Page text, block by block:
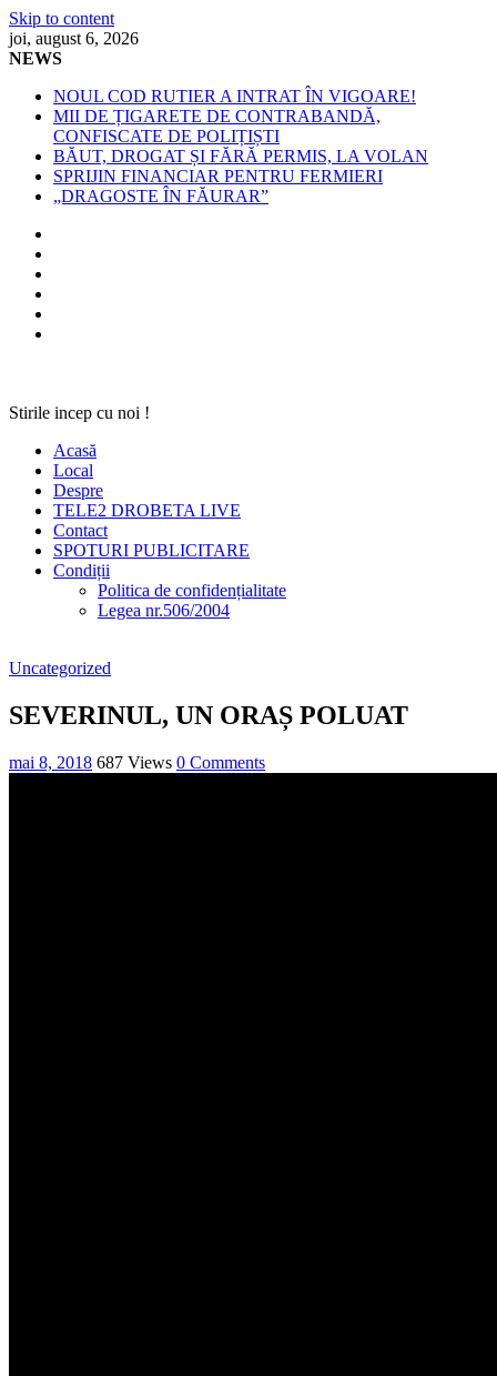
Skip to content
joi, august 6, 2026
NEWS
NOUL COD RUTIER A INTRAT ÎN VIGOARE!
MII DE ȚIGARETE DE CONTRABANDĂ,
CONFISCATE DE POLIȚIȘTI
BĂUT, DROGAT ȘI FĂRĂ PERMIS, LA VOLAN
SPRIJIN FINANCIAR PENTRU FERMIERI
„DRAGOSTE ÎN FĂURAR”
Stirile incep cu noi !
Acasă
Local
Despre
TELE2 DROBETA LIVE
Contact
SPOTURI PUBLICITARE
Condiții
Politica de confidențialitate
Legea nr.506/2004
Uncategorized
SEVERINUL, UN ORAȘ POLUAT
mai 8, 2018 687 Views 0 Comments